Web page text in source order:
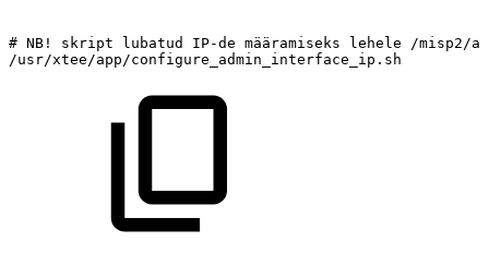
# NB! skript lubatud IP-de määramiseks lehele
/misp2/
/usr/xtee/app/configure_admin_interface_ip.sh